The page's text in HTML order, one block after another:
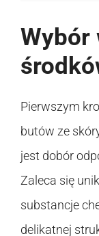
Wybór
Pierwszym
butów ze
jest dobór
Zaleca się
substancje
delikatnej